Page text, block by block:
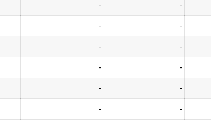
- -
- -
- -
- -
- -
- -